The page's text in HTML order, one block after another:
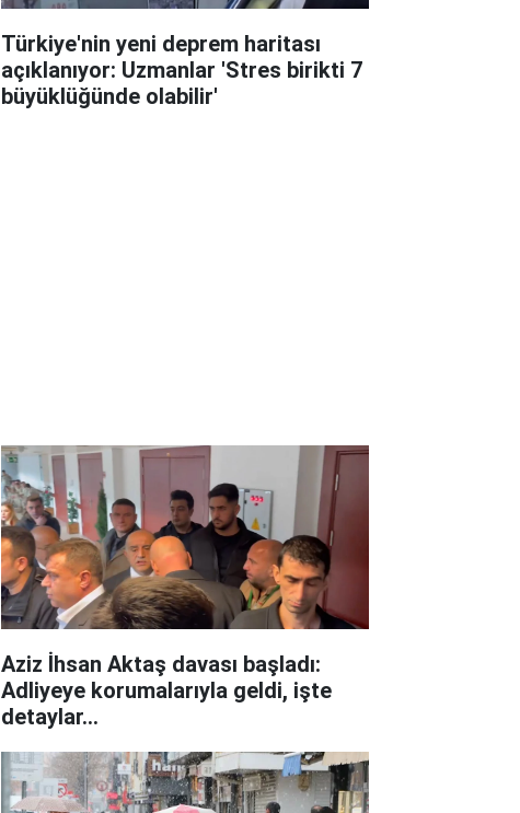
Türkiye'nin yeni deprem haritası
açıklanıyor: Uzmanlar 'Stres birikti 7
büyüklüğünde olabilir'
Aziz İhsan Aktaş davası başladı:
Adliyeye korumalarıyla geldi, işte
detaylar...